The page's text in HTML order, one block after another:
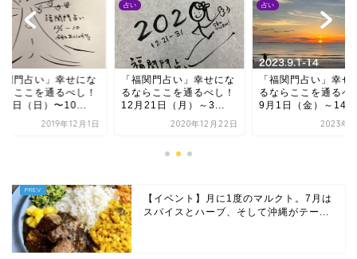
関門占い」幸せにな
らここを通るべし！
1日（日）〜10...
2019年12月1日
占い
「福関門占い」幸せにな
るならここを通るべし！
12月21日（月）～3...
2020年12月22日
占い
「福関門占い」幸せ
るならここを通るべ
9月1日（金）～14
2023年9
【イベント】月に1度のマルクト。7月は
スパイスとハーブ、そして沖縄がテー...